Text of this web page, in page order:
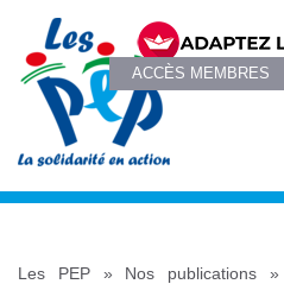
ACCÈS MEMBRES
Les PEP» Nos publications »